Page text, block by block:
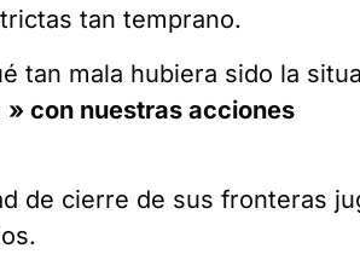
tan temprano.
tan mala hubiera sido la
» con nuestras acciones
de cierre de sus fronteras